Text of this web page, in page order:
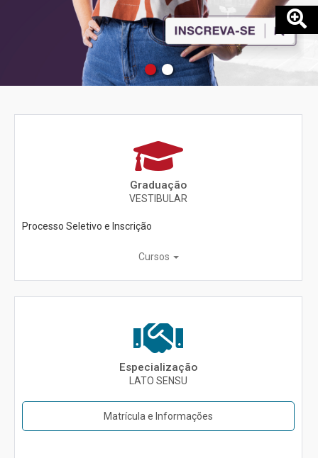
Graduação
VESTIBULAR
Processo Seletivo e Inscrição
Cursos
Especialização
LATO SENSU
Matrícula e Informações